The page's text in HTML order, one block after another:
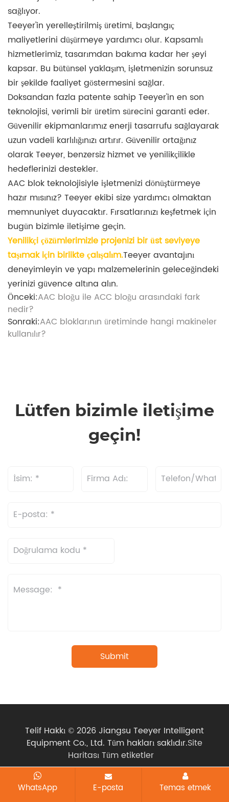
sağlıyor.
Teeyer'in yerelleştirilmiş üretimi, başlangıç ​​
maliyetlerini düşürmeye yardımcı olur. Kapsamlı
hizmetlerimiz, tasarımdan bakıma kadar her şeyi
kapsar. Bu bütünsel yaklaşım, işletmenizin sorunsuz
bir şekilde faaliyet göstermesini sağlar.
Doksandan fazla patente sahip Teeyer'in en son
teknolojisi, verimli bir üretim sürecini garanti eder.
Güvenilir ekipmanlarımız enerji tasarrufu sağlayarak
uzun vadeli karlılığınızı artırır. Güvenilir ortağınız
olarak Teeyer, benzersiz hizmet ve yenilikçilikle
hedeflerinizi destekler.
AAC blok teknolojisiyle işletmenizi dönüştürmeye
hazır mısınız? Teeyer ekibi size yardımcı olmaktan
memnuniyet duyacaktır. Fırsatlarınızı keşfetmek için
bugün bizimle iletişime geçin.
Yenilikçi çözümlerimizle projenizi bir üst seviyeye
taşımak için birlikte çalışalım.Teeyer avantajını
deneyimleyin ve yapı malzemelerinin geleceğindeki
yerinizi güvence altına alın.
Önceki:AAC bloğu ile ACC bloğu arasındaki fark
nedir?
Sonraki:AAC bloklarının üretiminde hangi makineler
kullanılır?
Lütfen bizimle iletişime
geçin!
Telif Hakkı © 2026 Jiangsu Teeyer Intelligent
Equipment Co., Ltd. Tüm hakları saklıdır.Site
Haritası Tüm etiketler
WhatsApp E-posta Temas etmek